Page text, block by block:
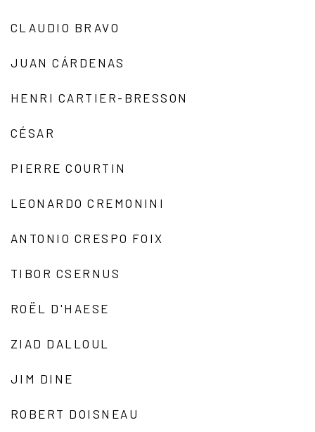
CLAUDIO BRAVO
JUAN CÁRDENAS
HENRI CARTIER-BRESSON
CÉSAR
PIERRE COURTIN
LEONARDO CREMONINI
ANTONIO CRESPO FOIX
TIBOR CSERNUS
ROËL D'HAESE
ZIAD DALLOUL
JIM DINE
ROBERT DOISNEAU